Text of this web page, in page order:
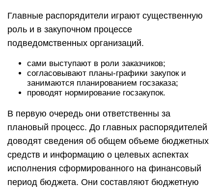
Главные распорядители играют существенную
роль и в закупочном процессе
подведомственных организаций.
сами выступают в роли заказчиков;
согласовывают планы-графики закупок и
занимаются планированием госзаказа;
проводят нормирование госзакупок.
В первую очередь они ответственны за
плановый процесс. До главных распорядителей
доводят сведения об общем объеме бюджетных
средств и информацию о целевых аспектах
исполнения сформированного на финансовый
период бюджета. Они составляют бюджетную